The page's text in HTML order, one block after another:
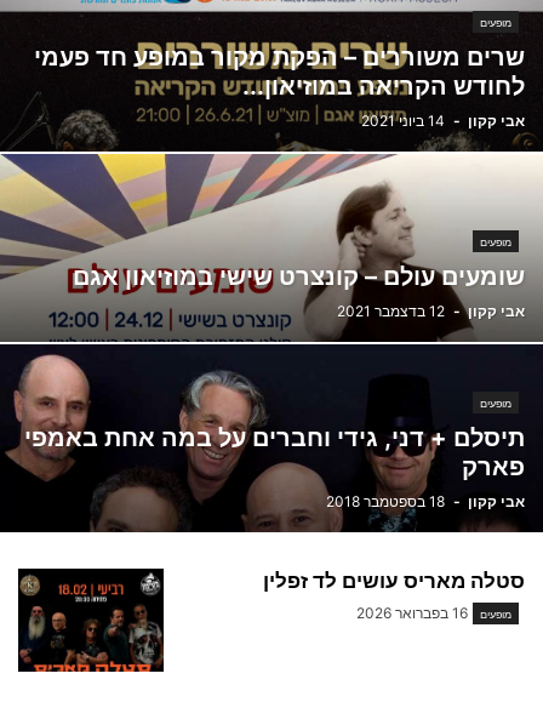
מופעים
שרים משוררים – הפקת מקור במופע חד פעמי
לחודש הקריאה במוזיאון...
אבי קקון - 14 ביוני 2021
מופעים
שומעים עולם – קונצרט שישי במוזיאון אגם
אבי קקון - 12 בדצמבר 2021
מופעים
תיסלם + דני, גידי וחברים על במה אחת באמפי
פארק
אבי קקון - 18 בספטמבר 2018
סטלה מאריס עושים לד זפלין
מופעים 16 בפברואר 2026